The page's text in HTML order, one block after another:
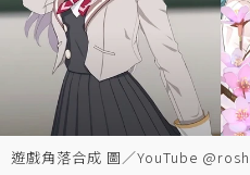
遊戲角落合成 圖／YouTube